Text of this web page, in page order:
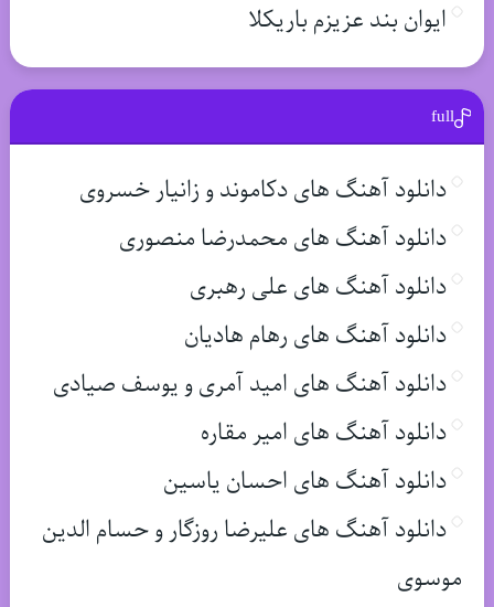
ایوان بند عزیزم باریکلا
full
دانلود آهنگ های دکاموند و زانیار خسروی
دانلود آهنگ های محمدرضا منصوری
دانلود آهنگ های علی رهبری
دانلود آهنگ های رهام هادیان
دانلود آهنگ های امید آمری و یوسف صیادی
دانلود آهنگ های امیر مقاره
دانلود آهنگ های احسان یاسین
دانلود آهنگ های علیرضا روزگار و حسام الدین
موسوی